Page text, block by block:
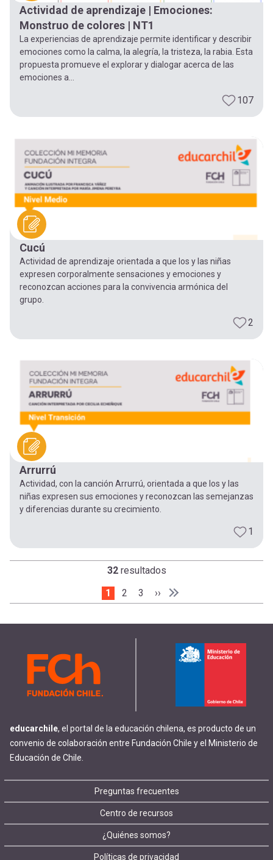
Actividad de aprendizaje | Emociones:
Monstruo de colores | NT1
La experiencias de aprendizaje permite identificar y describir
emociones como la calma, la alegría, la tristeza, la rabia. Esta
propuesta promueve el explorar y dialogar acerca de las
emociones a...
107
Cucú
Actividad de aprendizaje orientada a que los y las niñas
expresen corporalmente sensaciones y emociones y
reconozcan acciones para la convivencia armónica del
grupo.
2
Arrurrú
Actividad, con la canción Arrurrú, orientada a que los y las
niñas expresen sus emociones y reconozcan las semejanzas
y diferencias durante su crecimiento.
1
32resultados
Página actual
1 Page
2 Page
3 Siguiente página
›› Última página
Última »
educarchile, el portal de la educación chilena, es producto de un
convenio de colaboración entre Fundación Chile y el Ministerio de
Educación de Chile.
Footer
menu
Preguntas frecuentes
Centro de recursos
¿Quiénes somos?
Políticas de privacidad